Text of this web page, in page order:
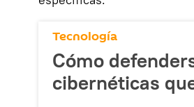
Tecnología
Cómo
cibernéticas